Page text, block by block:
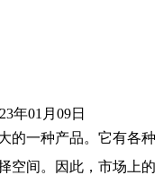
年01月09日
的一种产品。它有各种
空间。因此，市场上的